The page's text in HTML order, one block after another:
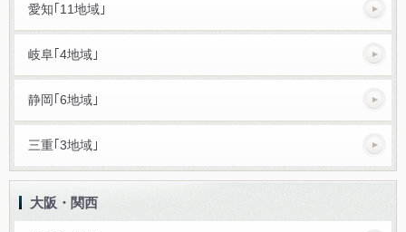
愛知｢11地域｣
岐阜｢4地域｣
静岡｢6地域｣
三重｢3地域｣
大阪・関西